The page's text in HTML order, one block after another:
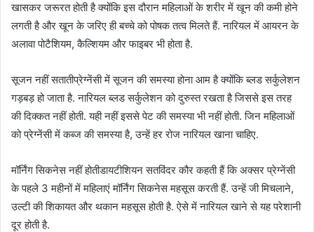
खासकर जरूरत होती है क्योंकि इस दौरान महिलाओं के शरीर में खून की कमी होने
लगती है और खून के जरिए ही बच्चे को पोषक तत्व मिलते हैं. नारियल में आयरन के
अलावा पोटैशियम, कैल्शियम और फाइबर भी होता है.
सूजन नहीं सतातीप्रेग्नेंसी में सूजन की समस्या होना आम है क्योंकि ब्लड सर्कुलेशन
गड़बड़ हो जाता है. नारियल ब्लड सर्कुलेशन को दुरुस्त रखता है जिससे इस तरह
की दिक्कत नहीं होती. यही नहीं इससे पेट की समस्या भी नहीं होती. जिन महिलाओं
को प्रेग्नेंसी में कब्ज की समस्या है, उन्हें हर रोज नारियल खाना चाहिए.
मॉर्निंग सिकनेस नहीं होतीडायटीशियन सतविंदर कौर कहती हैं कि अक्सर प्रेग्नेंसी
के पहले 3 महीनों में महिलाएं मॉर्निंग सिकनेस महसूस करती हैं. उन्हें जी मिचलाने,
उल्टी की शिकायत और थकान महसूस होती है. ऐसे में नारियल खाने से यह परेशानी
दूर होती है.